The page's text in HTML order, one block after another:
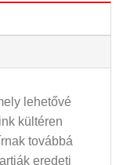
lehetővé
kültéren
továbbá
eredeti